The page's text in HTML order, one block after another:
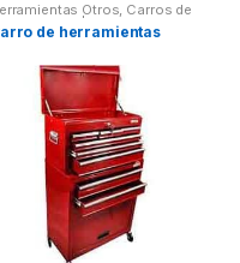
Otros, Carros de
| Bancos
de herramientas